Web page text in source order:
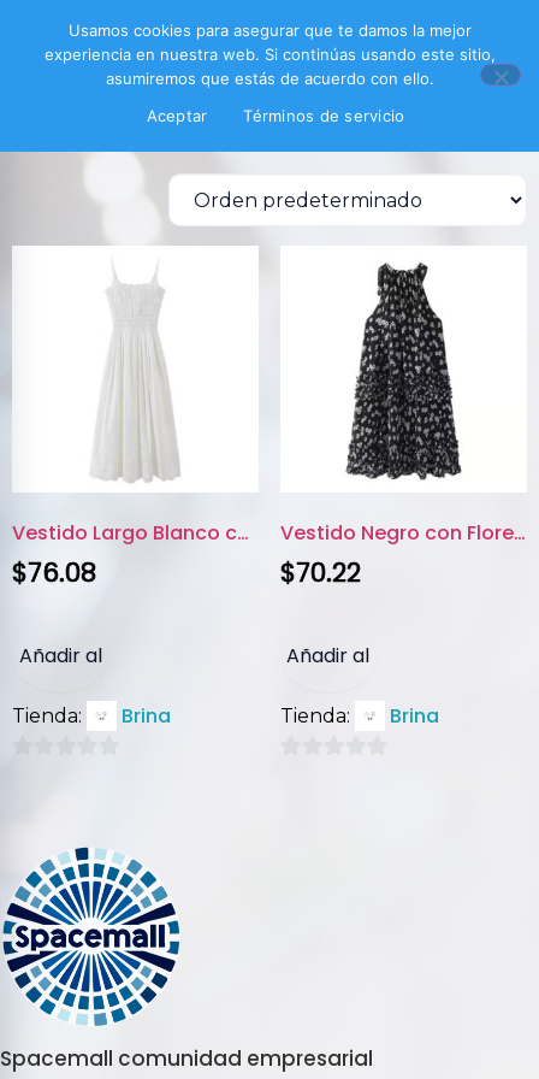
vestido ligero
Vestido Largo Blanco con Encaj...
$76.08
Añadir al
carrito
Tienda: Brina
Vestido Negro con Flores y Det...
$70.22
Añadir al
carrito
Tienda: Brina
Spacemall comunidad empresarial
Usamos cookies para asegurar que te damos la mejor
experiencia en nuestra web. Si continúas usando este sitio,
asumiremos que estás de acuerdo con ello.
Aceptar
Términos de servicio